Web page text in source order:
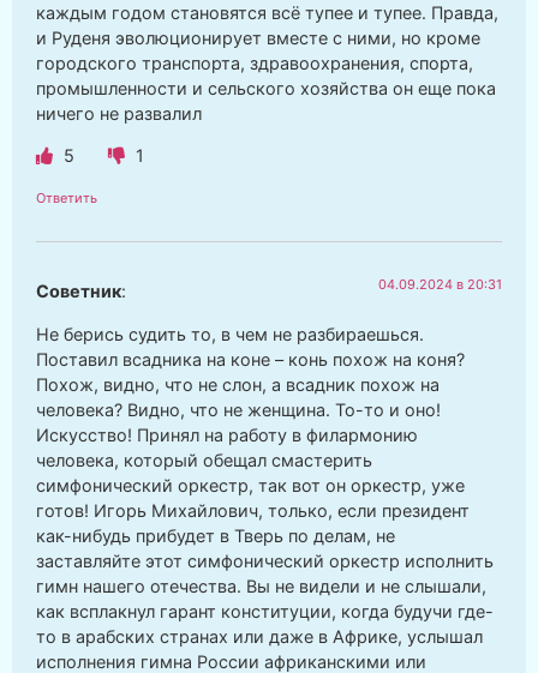
каждым годом становятся всё тупее и тупее. Правда,
и Руденя эволюционирует вместе с ними, но кроме
городского транспорта, здравоохранения, спорта,
промышленности и сельского хозяйства он еще пока
ничего не развалил
5 1
Ответить
Советник: 04.09.2024 в 20:31
Не берись судить то, в чем не разбираешься.
Поставил всадника на коне – конь похож на коня?
Похож, видно, что не слон, а всадник похож на
человека? Видно, что не женщина. То-то и оно!
Искусство! Принял на работу в филармонию
человека, который обещал смастерить
симфонический оркестр, так вот он оркестр, уже
готов! Игорь Михайлович, только, если президент
как-нибудь прибудет в Тверь по делам, не
заставляйте этот симфонический оркестр исполнить
гимн нашего отечества. Вы не видели и не слышали,
как всплакнул гарант конституции, когда будучи где-
то в арабских странах или даже в Африке, услышал
исполнения гимна России африканскими или